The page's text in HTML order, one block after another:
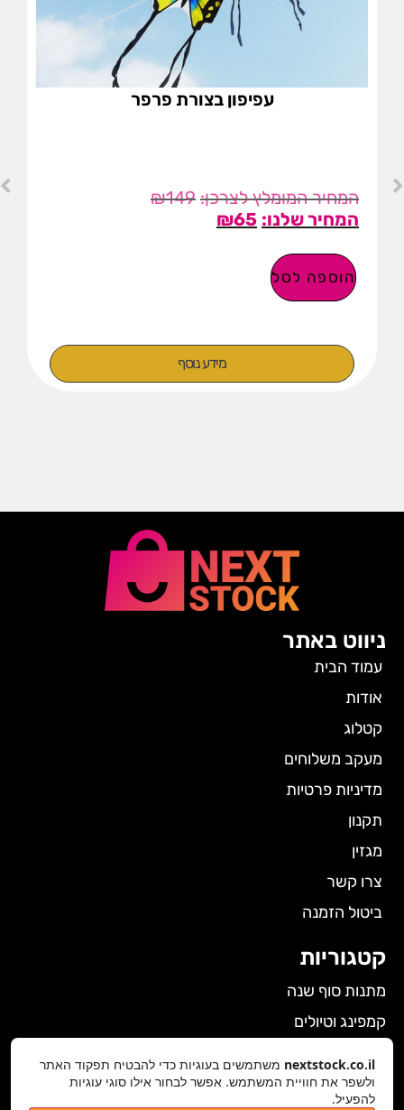
עפיפון בצורת פרפר
₪149
₪65
הוספה לסל
מידע נוסף
ניווט באתר
עמוד הבית
אודות
קטלוג
מעקב משלוחים
מדיניות פרטיות
תקנון
מגזין
צרו קשר
ביטול הזמנה
קטגוריות
מתנות סוף שנה
קמפינג וטיולים
גאדג'טים
nextstock.co.il משתמשים בעוגיות כדי להבטיח תפקוד האתר
ולשפר את חוויית המשתמש. אפשר לבחור אילו סוגי עוגיות
להפעיל.